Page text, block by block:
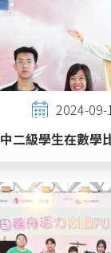
2024-09-
中二級學生在數學